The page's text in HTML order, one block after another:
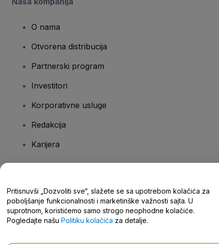
O nama
Otvorena distribucija
Partnerski program
Investitori
Korporativne usluge
Redakcija
Karijera
Centar za pomoć / Kontaktirajte nas
Pritisnuvši „Dozvoliti sve“, slažete se sa upotrebom kolačića za
poboljšanje funkcionalnosti i marketinške važnosti sajta. U
suprotnom, koristićemo samo strogo neophodne kolačiće.
Pogledajte našu Politiku kolačića za detalje.